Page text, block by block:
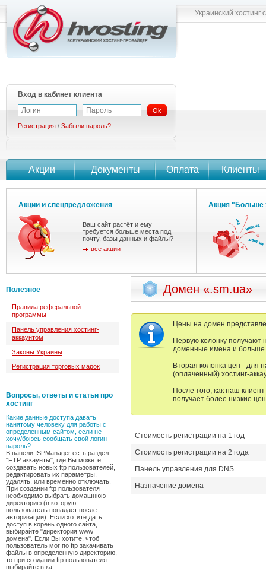
Домен «.sm.ua»
Цены на домен
Первую колонку получают
доменные имена и больше
Вторая колонка цен - для
(оплаченный) хостинг-
После того, как наш
получает более низкие
Стоимость регистрации на 1 год
Стоимость регистрации на 2 года
Панель управления для DNS
Назначение домена
Акции Документы Оплата Клиенты
Украинский
Вход в кабинет клиента
Ok
Регистрация / Забыли пароль?
Акции и спецпредложения
Ваш сайт растёт и ему
требуется больше места под
почту, базы данных и файлы?
все акции
Акция "Больше
Полезное
Правила реферальной
программы
Панель управления хостинг-
аккаунтом
Законы Украины
Регистрация торговых марок
Вопросы, ответы и статьи про
хостинг
Какие данные доступа давать
нанятому человеку для работы с
определенным сайтом, если не
хочу/боюсь сообщать свой логин-
пароль?
В панели ISPManager есть раздел
"FTP аккаунты", где Вы можете
создавать новых ftp пользователей,
редактировать их параметры,
удалять, или временно отключать.
При создании ftp пользователя
необходимо выбрать домашнюю
директорию (в которую
пользователь попадает после
авторизации). Если хотите дать
доступ в корень одного сайта,
выбирайте "директория www
домена". Если Вы хотите, чтоб
пользователь мог по ftp закачивать
файлы в определенную директорию,
то при создании ftp пользователя
выбирайте в ка...